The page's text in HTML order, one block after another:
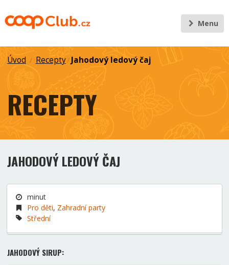
Menu
Úvod / Recepty/Jahodový ledový čaj
RECEPTY
JAHODOVÝ LEDOVÝ ČAJ
minut
Pro děti, Zahradní party
Střední
JAHODOVÝ SIRUP: